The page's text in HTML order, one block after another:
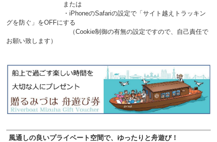
または
・iPhoneのSafariの設定で「サイト越えトラッキン
グを防ぐ」をOFFにする
（Cookie制御の有無の設定ですので、自己責任で
お願い致します）
風通しの良いプライベート空間で、ゆったりと舟遊び！